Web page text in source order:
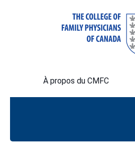
À propos du CMFC